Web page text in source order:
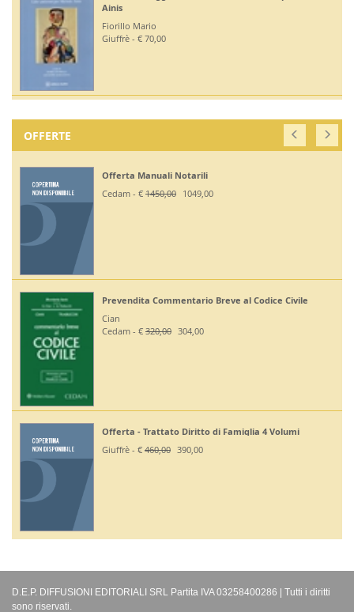
Ainis
Fiorillo Mario
Giuffrè - € 70,00
OFFERTE
Offerta Manuali Notarili
Cedam - € 1450,00 1049,00
Prevendita Commentario Breve al Codice Civile
Cian
Cedam - € 320,00 304,00
Offerta - Trattato Diritto di Famiglia 4 Volumi
Giuffrè - € 460,00 390,00
D.E.P. DIFFUSIONI EDITORIALI SRL Partita IVA 03258400286 | Tutti i diritti
sono riservati.